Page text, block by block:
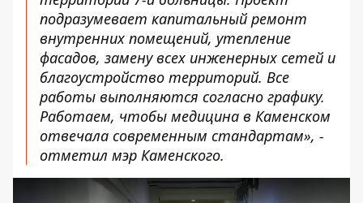
подразумевает капитальный ремонт
внутренних помещений, утепление
фасадов, замену всех инженерных сетей и
благоустройство территорий. Все
работы выполняются согласно графику.
Работаем, чтобы медицина в Каменском
отвечала современным стандартам», -
отметил мэр Каменского.